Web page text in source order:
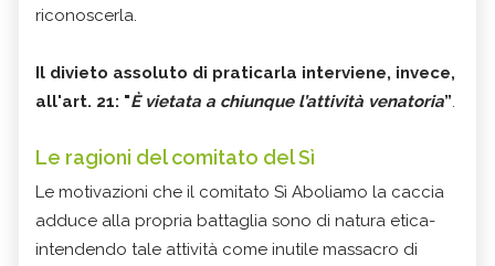
riconoscerla.
Il divieto assoluto di praticarla interviene, invece,
all'art. 21: "È vietata a chiunque l’attività venatoria”.
Le ragioni del comitato del Sì
Le motivazioni che il comitato Sì Aboliamo la caccia
adduce alla propria battaglia sono di natura etica-
intendendo tale attività come inutile massacro di